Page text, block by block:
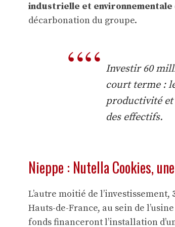
industrielle et environnementale
décarbonation du groupe.
Investir 60
court terme :
productivité et
des effectifs.
Nieppe : Nutella Cookies,
L’autre moitié de l’investissement,
Hauts-de-France, au sein de
fonds financeront l’installation